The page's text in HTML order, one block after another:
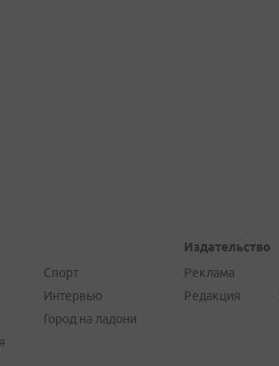
Спорт
Интервью
Город на ладони
Издательство
Реклама
Редакция